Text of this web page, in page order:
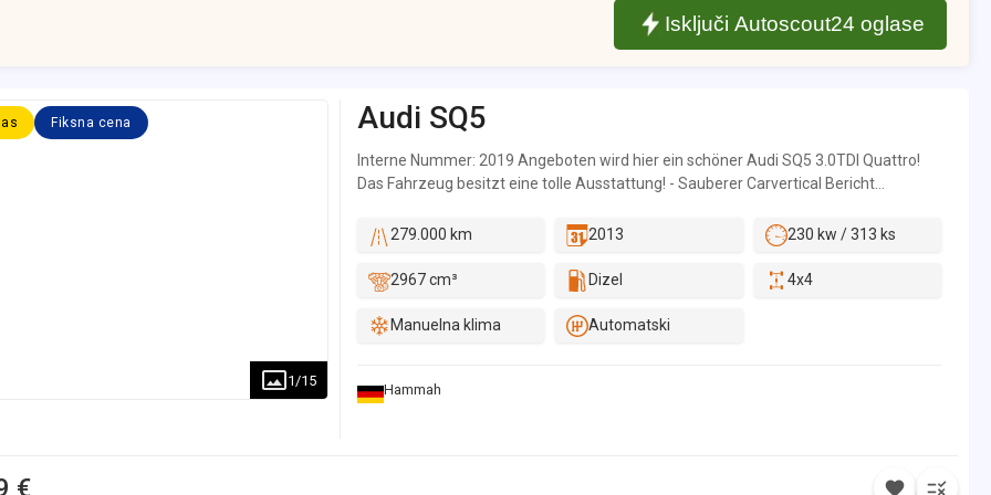
Isključi Autoscout24 oglase
Fiksna cena
1 /15
Audi SQ5
Interne Nummer: 2019 Angeboten wird hier ein schöner Audi SQ5 3.0TDI Quattro!
Das Fahrzeug besitzt eine tolle Ausstattung! - Sauberer Carvertical Bericht
Papiere (EU)! Deutsche Erstauslieferung! DK-Tüv bis 07/2028! COC-Papiere
Alters und der Laufleistung ist das Angebot bevorzugt kalkuliert für den Verkauf an
vorbehalten! Alle Angaben ohne Gewähr! Sollten Sie Fragen haben oder wünschen
Mo-Fr von 9-17Uhr! Bitte vor der Besichtigung unbedingt anrufen! Die Bearbeitung
Write or Call us for more infos! ACHTUNG: Nach einer getätigten Anzahlung muss
279.000 km 2013 230 kw / 313 ks
2967 cm³ Dizel 4x4
Manuelna klima Automatski
Hammah
€